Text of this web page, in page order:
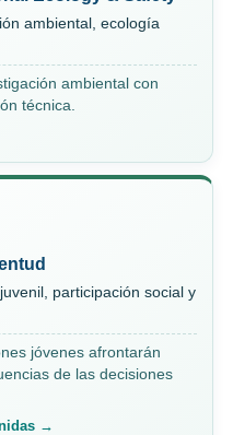
ambiental, ecología
ambiental con
técnica.
participación social y
jóvenes afrontarán
de las decisiones
→